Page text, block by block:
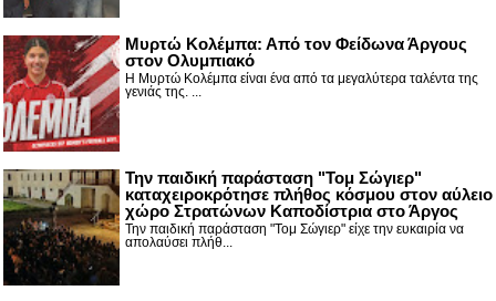
Μυρτώ Κολέμπα: Από τον Φείδωνα Άργους
στον Ολυμπιακό
Η Μυρτώ Κολέμπα είναι ένα από τα μεγαλύτερα ταλέντα της
γενιάς της. ...
Την παιδική παράσταση "Τομ Σώγιερ"
καταχειροκρότησε πλήθος κόσμου στον αύλειο
χώρο Στρατώνων Καποδίστρια στο Άργος
Την παιδική παράσταση "Τομ Σώγιερ" είχε την ευκαιρία να
απολαύσει πλήθ...